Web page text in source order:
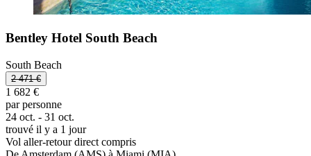
Bentley Hotel South Beach
South Beach
2 471 €
1 682 €
par personne
24 oct. - 31 oct.
trouvé il y a 1 jour
Vol aller-retour direct compris